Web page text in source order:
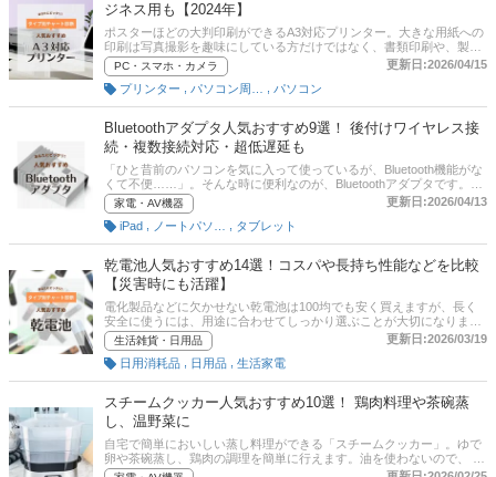
ジネス用も【2024年】
ポスターほどの大判印刷ができるA3対応プリンター。大きな用紙への
印刷は写真撮影を趣味にしている方だけではなく、書類印刷や、製本
など、1台あればマルチに活躍してくれます。本記事では、A3対応の
プリンターの選び方とおすすめ商品をご紹介。チャート図に基づいた
タイプ別診断も試してみてくださいね。低価格で購入できるモデルや
写真プリントにも便利な家庭向け、事業者でも使えるビジネス向けま
で、幅広く紹介しているので、ぜひ参考に！また、最後に通販サイト
の売れ筋ランキングも掲載していますので、そちらも参考にしてみて
くださいね。
PC・スマホ・カメラ
更新日:2026/04/15
プリンター
パソコン
Bluetoothアダプタ人気おすすめ9選！ 後付けワイヤレス接
続・複数接続対応・超低遅延も
「ひと昔前のパソコンを気に入って使っているが、Bluetooth機能がな
くて不便……」。そんな時に便利なのが、Bluetoothアダプタです。
USBジャックに後付けで接続するだけで、ヘッドホンやイヤホン、マ
ウスなど、Bluetooth接続が可能になるアイテムです。複数の機器を同
時接続できる製品もあります。しかし実は、Bluetoothアダプタを選ぶ
際は、対応OSや対応コーデックなど、快適に使用するためには意外と
チェックポイントは多いです。本記事では、後付けワイヤレス接続・
複数接続対応・超低遅延モデルなど、Bluetoothアダプタの使い方や選
び方、おすすめ商品をご紹介します。エレコムなどの人気メーカー
や、aptX対応の製品などを厳選！ 記事後半には通販サイトの最新人気
ランキングも掲載しているのでチェックしてみてくださいね。
家電・AV機器
更新日:2026/04/13
iPad
タブレット
乾電池人気おすすめ14選！コスパや長持ち性能などを比較
【災害時にも活躍】
電化製品などに欠かせない乾電池は100均でも安く買えますが、長く
安全に使うには、用途に合わせてしっかり選ぶことが大切になりま
す。この記事では、乾電池の選び方とおすすめのアルカリ乾電池・マ
ンガン乾電池をご紹介します。メーカー・ブランドによっても違いが
ありますので、長持ち性能や液漏れ防止機能、コスパなどを比較しな
がら選んでいきましょう！チャート図に基づいたタイプ別診断も試し
てみてくださいね。記事後半には、乾電池の扱い方、Amazonなどの
通販サイトの最新人気ランキングのリンクもあるので、売れ筋や口コ
ミを確認してみましょう。
生活雑貨・日用品
更新日:2026/03/19
日用消耗品
日用品 生活家電
スチームクッカー人気おすすめ10選！ 鶏肉料理や茶碗蒸
し、温野菜に
自宅で簡単においしい蒸し料理ができる「スチームクッカー」。ゆで
卵や茶碗蒸し、鶏肉の調理を簡単に行えます。油を使わないので、 糖
質・カロリーオフなどダイエット中のヘルシー志向の方に注目を集め